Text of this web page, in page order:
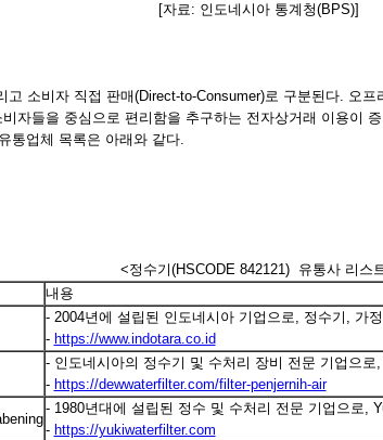
[자료: 인도네시아 통계청(BPS)]
소비자 직접 판매(Direct-to-Consumer)로 구분된다. 오
자들을 중심으로 편리함을 추구하는 전자상거래 이용이
통업체 목록은 아래와 같다.
<정수기(HSCODE 842121) 유통사 리스
내용
- 2004년에 설립된 인도네시아 기업으로, 정수기, 가
- https://www.indotara.co.id
- 인도네시아의 정수기 및 수처리 장비 전문 기업으
- https://dewwaterfilter.com/filter-penjernih-air
- 1980년대에 설립된 정수 및 수처리 전문 기업으로,
- https://yukiwaterfilter.com